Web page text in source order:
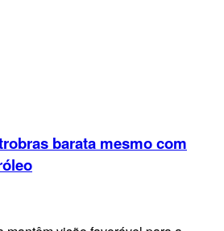
barata mesmo com